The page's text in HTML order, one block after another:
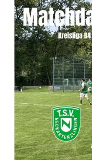
Larger
Image